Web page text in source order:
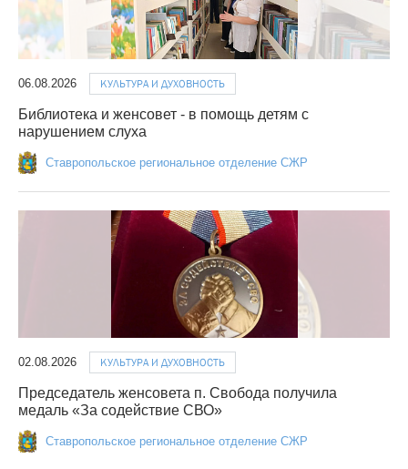
06.08.2026 КУЛЬТУРА И ДУХОВНОСТЬ
Библиотека и женсовет - в помощь детям с
нарушением слуха
Ставропольское региональное отделение СЖР
02.08.2026 КУЛЬТУРА И ДУХОВНОСТЬ
Председатель женсовета п. Свобода получила
медаль «За содействие СВО»
Ставропольское региональное отделение СЖР